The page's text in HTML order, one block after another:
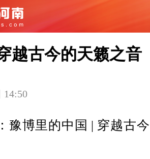
越古今的天籁之音
14:50
博里的中国 | 穿越古今